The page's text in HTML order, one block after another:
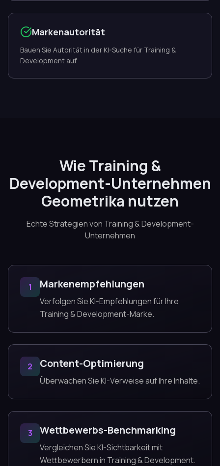
Markenautorität
Bauen Sie Autorität in der KI-Suche für Training &
Development auf.
Wie Training &
Development-Unternehmen
Geometrika nutzen
Echte Strategien von Training & Development-
Unternehmen
1 Markenempfehlungen
Verfolgen Sie KI-Empfehlungen für Ihre
Training & Development-Marke.
2 Content-Optimierung
Überwachen Sie KI-Verweise auf Ihre Inhalte.
3 Wettbewerbs-Benchmarking
Vergleichen Sie KI-Sichtbarkeit mit
Wettbewerbern in Training & Development.